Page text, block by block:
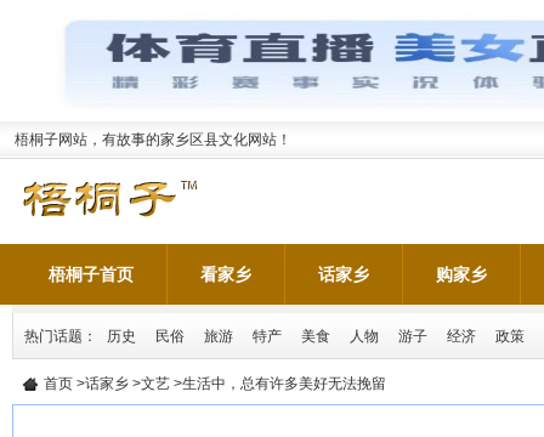
梧桐子网站，有故事的家乡区县文化网站！
梧桐子首页 看家乡 话家乡 购家乡
热门话题： 历史 民俗 旅游 特产 美食 人物 游子 经济 政策
首页 >话家乡 >文艺 >生活中，总有许多美好无法挽留